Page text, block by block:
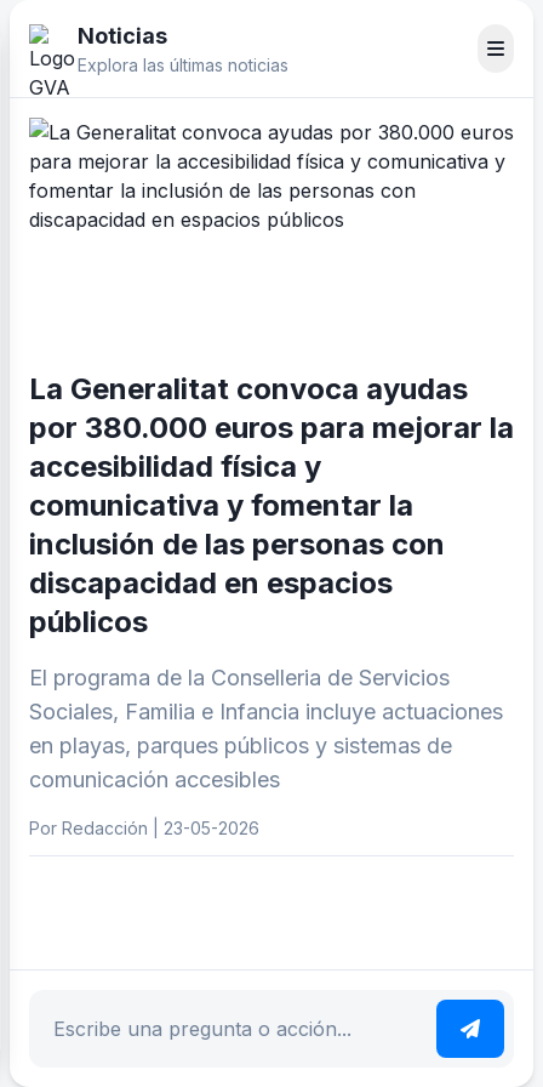
Noticias
Explora las últimas noticias
La Generalitat convoca ayudas
por 380.000 euros para mejorar la
accesibilidad física y
comunicativa y fomentar la
inclusión de las personas con
discapacidad en espacios
públicos
El programa de la Conselleria de Servicios
Sociales, Familia e Infancia incluye actuaciones
en playas, parques públicos y sistemas de
comunicación accesibles
Por Redacción | 23-05-2026
Escribe tu pregunta